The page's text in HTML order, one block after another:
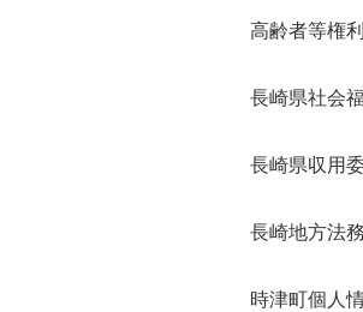
高齢者等権
長崎県社会
長崎県収用
長崎地方法
時津町個人